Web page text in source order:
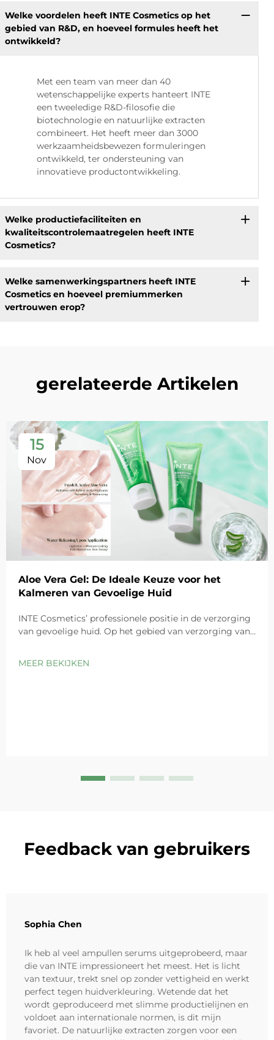
Welke voordelen heeft INTE Cosmetics op het
gebied van R&D, en hoeveel formules heeft het
ontwikkeld?
Met een team van meer dan 40
wetenschappelijke experts hanteert INTE
een tweeledige R&D-filosofie die
biotechnologie en natuurlijke extracten
combineert. Het heeft meer dan 3000
werkzaamheidsbewezen formuleringen
ontwikkeld, ter ondersteuning van
innovatieve productontwikkeling.
Welke productiefaciliteiten en
kwaliteitscontrolemaatregelen heeft INTE
Cosmetics?
Welke samenwerkingspartners heeft INTE
Cosmetics en hoeveel premiummerken
vertrouwen erop?
gerelateerde Artikelen
15
Nov
Aloe Vera Gel: De Ideale Keuze voor het
Kalmeren van Gevoelige Huid
INTE Cosmetics’ professionele positie in de verzorging
van gevoelige huid. Op het gebied van verzorging van
toonaangevend wereldwijd OEM/ODM-
MEER BEKIJKEN
Feedback van gebruikers
Sophia Chen
Ik heb al veel ampullen serums uitgeprobeerd, maar
die van INTE impressioneert het meest. Het is licht
van textuur, trekt snel op zonder vettigheid en werkt
perfect tegen huidverkleuring. Wetende dat het
wordt geproduceerd met slimme productielijnen en
voldoet aan internationale normen, is dit mijn
favoriet. De natuurlijke extracten zorgen voor een